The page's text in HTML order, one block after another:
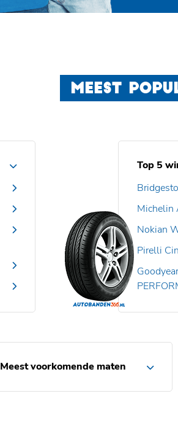
MEEST
Top 5
Michelin
Nokian
Pirelli
Meest voorkomende maten